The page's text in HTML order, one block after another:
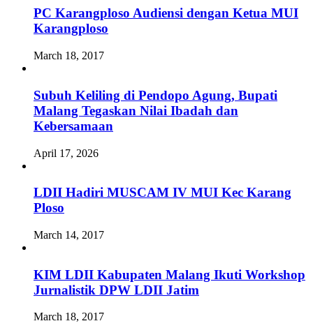
PC Karangploso Audiensi dengan Ketua MUI
Karangploso
March 18, 2017
Subuh Keliling di Pendopo Agung, Bupati
Malang Tegaskan Nilai Ibadah dan
Kebersamaan
April 17, 2026
LDII Hadiri MUSCAM IV MUI Kec Karang
Ploso
March 14, 2017
KIM LDII Kabupaten Malang Ikuti Workshop
Jurnalistik DPW LDII Jatim
March 18, 2017